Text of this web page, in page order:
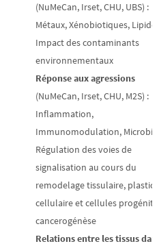
(NuMeCan, Irset, CHU, UBS) :
Métaux, Xénobiotiques,
Impact des contaminants
environnementaux
Réponse aux agressions
(NuMeCan, Irset, CHU, M2S) :
Inflammation,
Immunomodulation,
Régulation des voies de
signalisation au cours du
remodelage tissulaire,
cellulaire et cellules
cancerogénèse
Relations entre les tissus